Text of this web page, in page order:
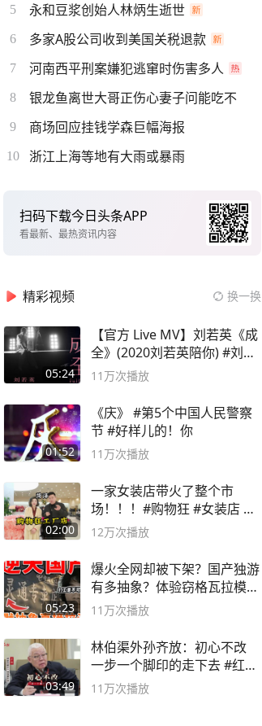
5 永和豆浆创始人林炳生逝世
6 多家A股公司收到美国关税退款
7 河南西平刑案嫌犯逃窜时伤害多人
8 银龙鱼离世大哥正伤心妻子问能吃不
9 商场回应挂钱学森巨幅海报
10 浙江上海等地有大雨或暴雨
扫码下载今日头条APP
看最新、最热资讯内容
精彩视频 换一换
05:24
【官方 Live MV】刘若英《成
全》(2020刘若英陪你) #刘若
英 #成全
11万次播放
01:52
《庆》 #第5个中国人民警察
节 #好样儿的！你
11万次播放
02:00
一家女装店带火了整个市
场！！！#购物狂 #女装店 #
高品质女装
12万次播放
05:23
爆火全网却被下架？国产独游
有多抽象？体验窃格瓦拉模拟
器！
11万次播放
03:49
林伯渠外孙齐放：初心不改
一步一个脚印的走下去 #红船
论坛
11万次播放